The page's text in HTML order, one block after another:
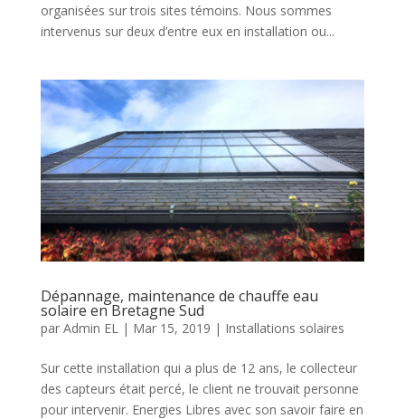
organisées sur trois sites témoins. Nous sommes
intervenus sur deux d’entre eux en installation ou...
Dépannage, maintenance de chauffe eau
solaire en Bretagne Sud
par Admin EL| Mar 15, 2019 | Installations solaires
Sur cette installation qui a plus de 12 ans, le collecteur
des capteurs était percé, le client ne trouvait personne
pour intervenir. Energies Libres avec son savoir faire en